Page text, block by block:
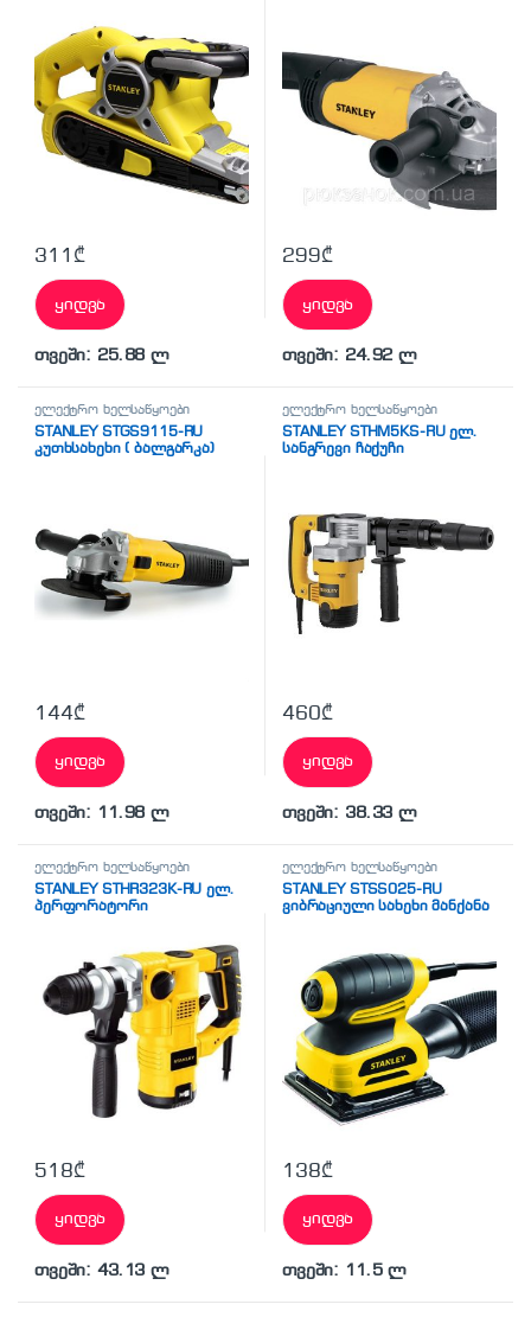
311 ₾
ყიდვა
თვეში: 25.88 ლ
299₾
ყიდვა
თვეში: 24.92 ლ
ელექტრო ხელსაწყოები
STANLEY STGS9115-RU
კუთხსახეხი ( ბალგარკა)
144₾
ყიდვა
თვეში: 11.98 ლ
ელექტრო ხელსაწყოები
STANLEY STHM5KS-RU ელ.
სანგრევი ჩაქუჩი
460₾
ყიდვა
თვეში: 38.33 ლ
ელექტრო ხელსაწყოები
STANLEY STHR323K-RU ელ.
პერფორატორი
518₾
ყიდვა
თვეში: 43.13 ლ
ელექტრო ხელსაწყოები
STANLEY STSS025-RU
ვიბრაციული სახეხი მანქანა
138₾
ყიდვა
თვეში: 11.5 ლ